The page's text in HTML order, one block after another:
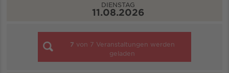
DIENSTAG
11.08.2026
7 von 7 Veranstaltungen werden
geladen